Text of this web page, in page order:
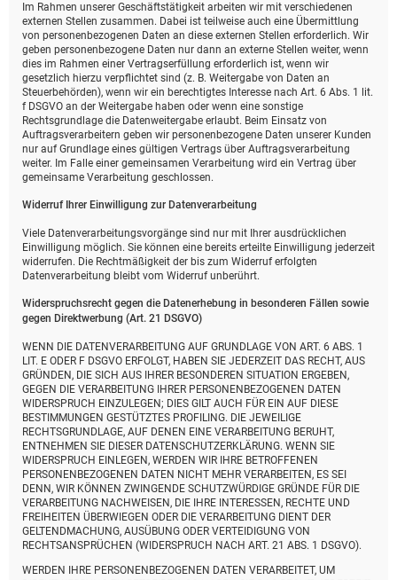
Im Rahmen unserer Geschäftstätigkeit arbeiten wir mit verschiedenen
externen Stellen zusammen. Dabei ist teilweise auch eine Übermittlung
von personenbezogenen Daten an diese externen Stellen erforderlich. Wir
geben personenbezogene Daten nur dann an externe Stellen weiter, wenn
dies im Rahmen einer Vertragserfüllung erforderlich ist, wenn wir
gesetzlich hierzu verpflichtet sind (z. B. Weitergabe von Daten an
Steuerbehörden), wenn wir ein berechtigtes Interesse nach Art. 6 Abs. 1 lit.
f DSGVO an der Weitergabe haben oder wenn eine sonstige
Rechtsgrundlage die Datenweitergabe erlaubt. Beim Einsatz von
Auftragsverarbeitern geben wir personenbezogene Daten unserer Kunden
nur auf Grundlage eines gültigen Vertrags über Auftragsverarbeitung
weiter. Im Falle einer gemeinsamen Verarbeitung wird ein Vertrag über
gemeinsame Verarbeitung geschlossen.
Widerruf Ihrer Einwilligung zur Datenverarbeitung
Viele Datenverarbeitungsvorgänge sind nur mit Ihrer ausdrücklichen
Einwilligung möglich. Sie können eine bereits erteilte Einwilligung jederzeit
widerrufen. Die Rechtmäßigkeit der bis zum Widerruf erfolgten
Datenverarbeitung bleibt vom Widerruf unberührt.
Widerspruchsrecht gegen die Datenerhebung in besonderen Fällen sowie
gegen Direktwerbung (Art. 21 DSGVO)
WENN DIE DATENVERARBEITUNG AUF GRUNDLAGE VON ART. 6 ABS. 1
LIT. E ODER F DSGVO ERFOLGT, HABEN SIE JEDERZEIT DAS RECHT, AUS
GRÜNDEN, DIE SICH AUS IHRER BESONDEREN SITUATION ERGEBEN,
GEGEN DIE VERARBEITUNG IHRER PERSONENBEZOGENEN DATEN
WIDERSPRUCH EINZULEGEN; DIES GILT AUCH FÜR EIN AUF DIESE
BESTIMMUNGEN GESTÜTZTES PROFILING. DIE JEWEILIGE
RECHTSGRUNDLAGE, AUF DENEN EINE VERARBEITUNG BERUHT,
ENTNEHMEN SIE DIESER DATENSCHUTZERKLÄRUNG. WENN SIE
WIDERSPRUCH EINLEGEN, WERDEN WIR IHRE BETROFFENEN
PERSONENBEZOGENEN DATEN NICHT MEHR VERARBEITEN, ES SEI
DENN, WIR KÖNNEN ZWINGENDE SCHUTZWÜRDIGE GRÜNDE FÜR DIE
VERARBEITUNG NACHWEISEN, DIE IHRE INTERESSEN, RECHTE UND
FREIHEITEN ÜBERWIEGEN ODER DIE VERARBEITUNG DIENT DER
GELTENDMACHUNG, AUSÜBUNG ODER VERTEIDIGUNG VON
RECHTSANSPRÜCHEN (WIDERSPRUCH NACH ART. 21 ABS. 1 DSGVO).
WERDEN IHRE PERSONENBEZOGENEN DATEN VERARBEITET, UM